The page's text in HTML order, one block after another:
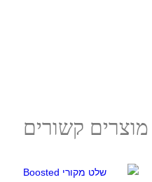
מוצרים קשורים